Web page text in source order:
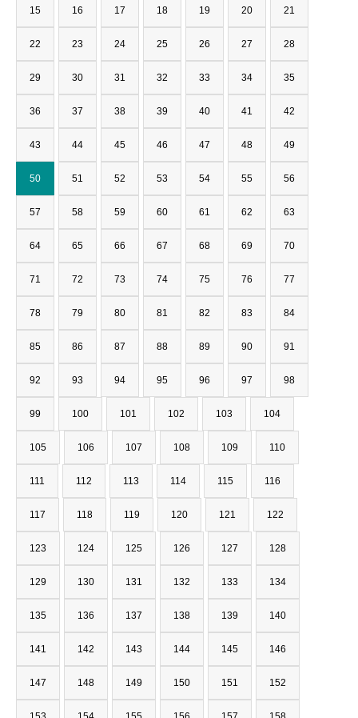
15 16 17 18 19 20 21
22 23 24 25 26 27 28
29 30 31 32 33 34 35
36 37 38 39 40 41 42
43 44 45 46 47 48 49
50 51 52 53 54 55 56
57 58 59 60 61 62 63
64 65 66 67 68 69 70
71 72 73 74 75 76 77
78 79 80 81 82 83 84
85 86 87 88 89 90 91
92 93 94 95 96 97 98
99 100 101 102 103 104
105 106 107 108 109 110
111 112 113 114 115 116
117 118 119 120 121 122
123 124 125 126 127 128
129 130 131 132 133 134
135 136 137 138 139 140
141 142 143 144 145 146
147 148 149 150 151 152